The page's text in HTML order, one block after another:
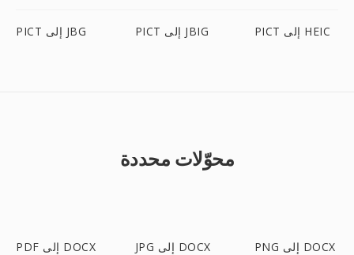
PICT إلى JBG PICT إلى JBIG PICT إلى HEIC
محوّلات محددة
PDF إلى DOCX JPG إلى DOCX PNG إلى DOCX